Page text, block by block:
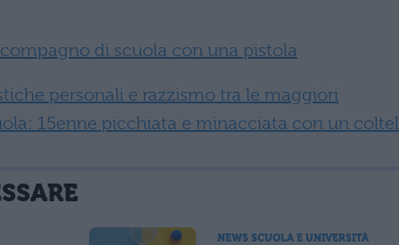
di scuola con una pistola
personali e razzismo tra le maggiori
15enne picchiata e minacciata con un
NEWS SCUOLA E UNIVERSITÀ